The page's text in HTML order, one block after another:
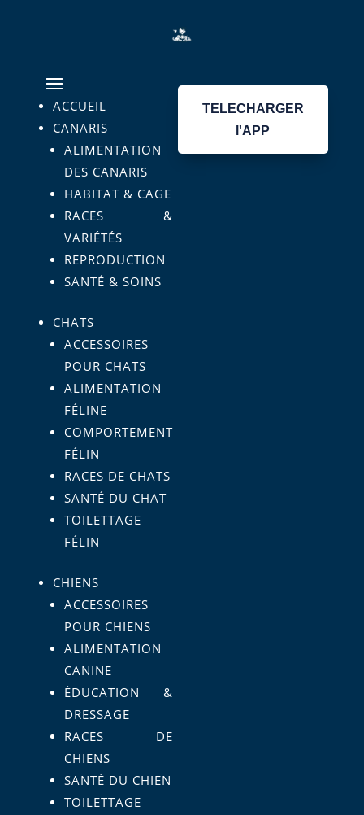
ACCUEIL
CANARIS
ALIMENTATION
DES CANARIS
HABITAT & CAGE
RACES &
VARIÉTÉS
REPRODUCTION
SANTÉ & SOINS
CHATS
ACCESSOIRES
POUR CHATS
ALIMENTATION
FÉLINE
COMPORTEMENT
FÉLIN
RACES DE CHATS
SANTÉ DU CHAT
TOILETTAGE
FÉLIN
CHIENS
ACCESSOIRES
POUR CHIENS
ALIMENTATION
CANINE
ÉDUCATION &
DRESSAGE
RACES DE
CHIENS
SANTÉ DU CHIEN
TOILETTAGE
TELECHARGER
l'APP